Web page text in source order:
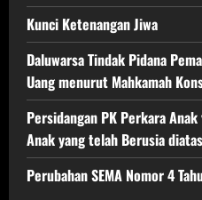
Kunci Ketenangan Jiwa
Daluwarsa Tindak Pidana
Uang menurut Mahkamah
Persidangan PK Perkara
Anak yang telah Berusia
Perubahan SEMA Nomor 4